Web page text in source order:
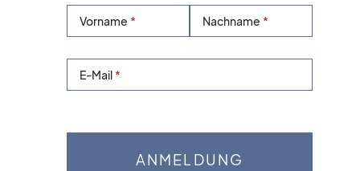
Vorname Nachname
E-Mail